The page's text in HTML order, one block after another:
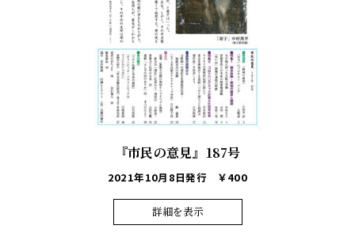
『市民の意見』187号
2021年10月8日発行 ￥400
詳細を表示